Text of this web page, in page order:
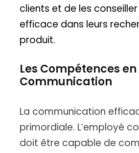
clients et de les
efficace dans leurs
produit.
Les Compétences en
Communication
La communication
primordiale. L’employé
doit être capable de